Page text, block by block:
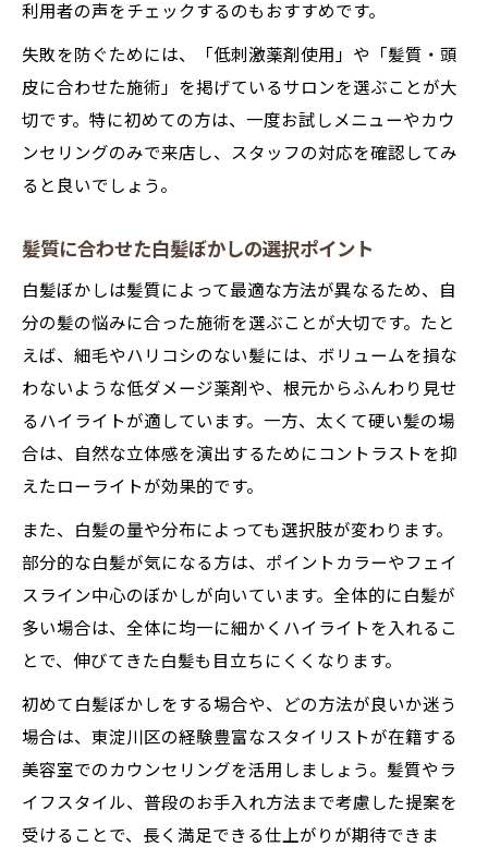
利用者の声をチェックするのもおすすめです。
失敗を防ぐためには、「低刺激薬剤使用」や「髪質・頭
皮に合わせた施術」を掲げているサロンを選ぶことが大
切です。特に初めての方は、一度お試しメニューやカウ
ンセリングのみで来店し、スタッフの対応を確認してみ
ると良いでしょう。
髪質に合わせた白髪ぼかしの選択ポイント
白髪ぼかしは髪質によって最適な方法が異なるため、自
分の髪の悩みに合った施術を選ぶことが大切です。たと
えば、細毛やハリコシのない髪には、ボリュームを損な
わないような低ダメージ薬剤や、根元からふんわり見せ
るハイライトが適しています。一方、太くて硬い髪の場
合は、自然な立体感を演出するためにコントラストを抑
えたローライトが効果的です。
また、白髪の量や分布によっても選択肢が変わります。
部分的な白髪が気になる方は、ポイントカラーやフェイ
スライン中心のぼかしが向いています。全体的に白髪が
多い場合は、全体に均一に細かくハイライトを入れるこ
とで、伸びてきた白髪も目立ちにくくなります。
初めて白髪ぼかしをする場合や、どの方法が良いか迷う
場合は、東淀川区の経験豊富なスタイリストが在籍する
美容室でのカウンセリングを活用しましょう。髪質やラ
イフスタイル、普段のお手入れ方法まで考慮した提案を
受けることで、長く満足できる仕上がりが期待できま